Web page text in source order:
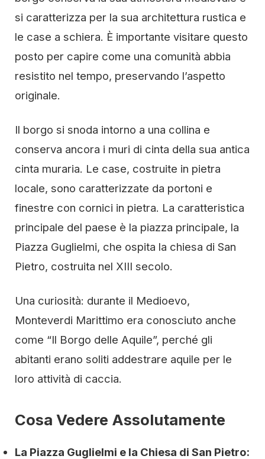
si caratterizza per la sua architettura rustica e
le case a schiera. È importante visitare questo
posto per capire come una comunità abbia
resistito nel tempo, preservando l’aspetto
originale.
Il borgo si snoda intorno a una collina e
conserva ancora i muri di cinta della sua antica
cinta muraria. Le case, costruite in pietra
locale, sono caratterizzate da portoni e
finestre con cornici in pietra. La caratteristica
principale del paese è la piazza principale, la
Piazza Guglielmi, che ospita la chiesa di San
Pietro, costruita nel XIII secolo.
Una curiosità: durante il Medioevo,
Monteverdi Marittimo era conosciuto anche
come “Il Borgo delle Aquile”, perché gli
abitanti erano soliti addestrare aquile per le
loro attività di caccia.
Cosa Vedere Assolutamente
La Piazza Guglielmi e la Chiesa di San Pietro: